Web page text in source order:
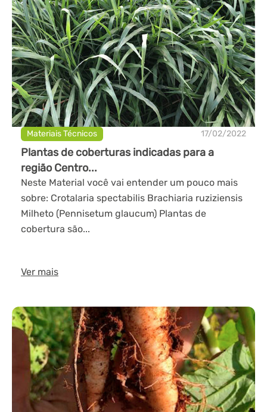
Materiais Técnicos 17/02/2022
Plantas de coberturas indicadas para a
região Centro...
Neste Material você vai entender um pouco mais
sobre: Crotalaria spectabilis Brachiaria ruziziensis
Milheto (Pennisetum glaucum) Plantas de
cobertura são...
Ver mais